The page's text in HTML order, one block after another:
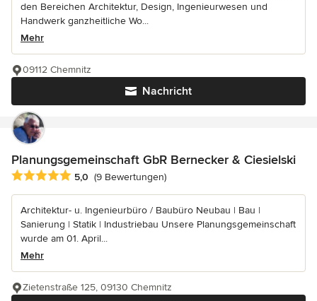
den Bereichen Architektur, Design, Ingenieurwesen und
Handwerk ganzheitliche Wo...
Mehr
Nachricht
09112 Chemnitz
Planungsgemeinschaft GbR Bernecker & Ciesielski
Durchschnittliche Bewertung: 5 von 5 Sternen
5,0 (9 Bewertungen)
Architektur- u. Ingenieurbüro / Baubüro Neubau | Bau |
Sanierung | Statik | Industriebau Unsere Planungsgemeinschaft
wurde am 01. April...
Mehr
Zietenstraße 125, 09130 Chemnitz